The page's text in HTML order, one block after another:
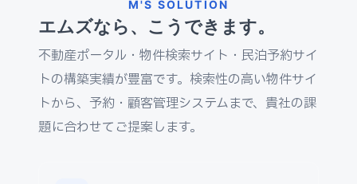
M'S SOLUTION
エムズなら、こうできます。
不動産ポータル・物件検索サイト・民泊予約サイ
トの構築実績が豊富です。検索性の高い物件サイ
トから、予約・顧客管理システムまで、貴社の課
題に合わせてご提案します。